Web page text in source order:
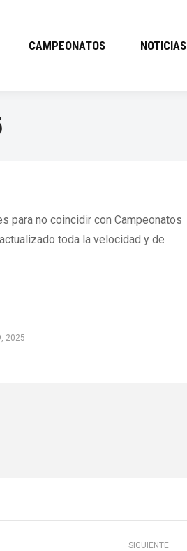
CAMPEONATOS NOTICIAS
para no coincidir con Campeonatos
toda la velocidad y de
2025
SIGUIENTE